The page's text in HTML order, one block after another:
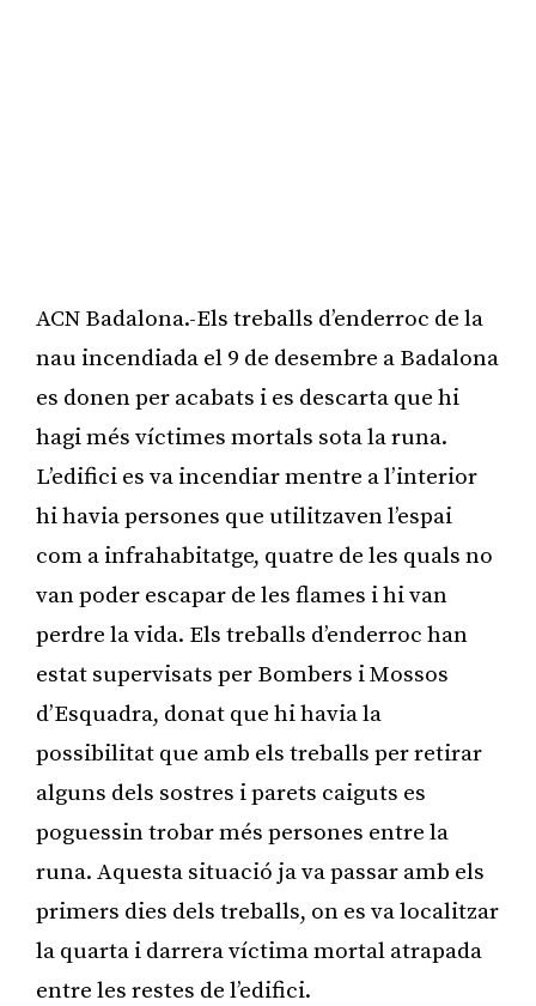
ACN Badalona.-Els treballs d’enderroc de la
nau incendiada el 9 de desembre a Badalona
es donen per acabats i es descarta que hi
hagi més víctimes mortals sota la runa.
L’edifici es va incendiar mentre a l’interior
hi havia persones que utilitzaven l’espai
com a infrahabitatge, quatre de les quals no
van poder escapar de les flames i hi van
perdre la vida. Els treballs d’enderroc han
estat supervisats per Bombers i Mossos
d’Esquadra, donat que hi havia la
possibilitat que amb els treballs per retirar
alguns dels sostres i parets caiguts es
poguessin trobar més persones entre la
runa. Aquesta situació ja va passar amb els
primers dies dels treballs, on es va localitzar
la quarta i darrera víctima mortal atrapada
entre les restes de l’edifici.